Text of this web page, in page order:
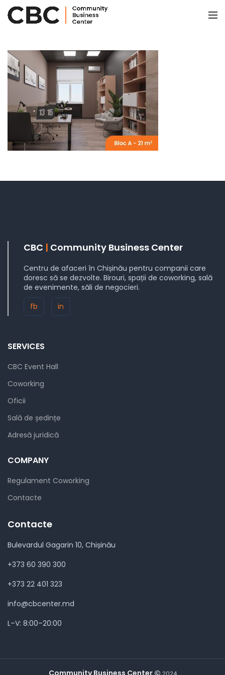
CBC | Community Business Center
Centru de afaceri în Chișinău pentru companii care
doresc să se dezvolte. Birouri, spații de coworking, sală
de evenimente, săli de negocieri.
fb
in
SERVICES
CBC Event Hall
Coworking
Oficii
Sală de ședințe
Adresă juridică
COMPANY
Regulament Coworking
Contacte
Contacte
Bulevardul Gagarin 10, Chișinău
+373 60 390 300
+373 22 401 323
info@cbcenter.md
L–V: 8:00–20:00
Community Business Center